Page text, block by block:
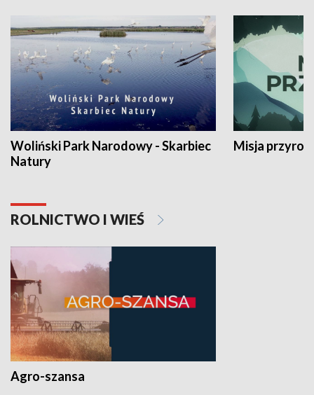
Woliński Park Narodowy - Skarbiec
Natury
Misja
ROLNICTWO I WIEŚ
Agro-szansa